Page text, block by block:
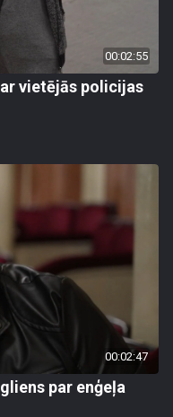
00:02:55
vietējās policijas
00:02:47
par enģeļa